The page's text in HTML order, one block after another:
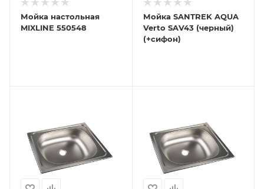
Мойка настольная
MIXLINE 550548
Мойка SANTREK AQUA
Verto SAV43 (черный)
(+сифон)